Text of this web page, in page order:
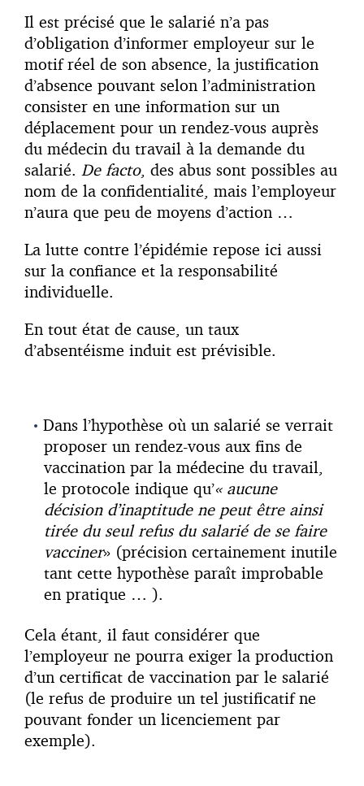
Il est précisé que le salarié n’a pas
d’obligation d’informer employeur sur le
motif réel de son absence, la justification
d’absence pouvant selon l’administration
consister en une information sur un
déplacement pour un rendez-vous auprès
du médecin du travail à la demande du
salarié. De facto, des abus sont possibles au
nom de la confidentialité, mais l’employeur
n’aura que peu de moyens d’action …
La lutte contre l’épidémie repose ici aussi
sur la confiance et la responsabilité
individuelle.
En tout état de cause, un taux
d’absentéisme induit est prévisible.
Dans l’hypothèse où un salarié se verrait
proposer un rendez-vous aux fins de
vaccination par la médecine du travail,
le protocole indique qu’« aucune
décision d’inaptitude ne peut être ainsi
tirée du seul refus du salarié de se faire
vacciner» (précision certainement inutile
tant cette hypothèse paraît improbable
en pratique … ).
Cela étant, il faut considérer que
l’employeur ne pourra exiger la production
d’un certificat de vaccination par le salarié
(le refus de produire un tel justificatif ne
pouvant fonder un licenciement par
exemple).